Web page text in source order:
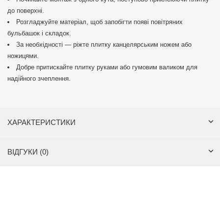
до поверхні.
Розгладжуйте матеріал, щоб запобігти появі повітряних
бульбашок і складок.
За необхідності — ріжте плитку канцелярським ножем або
ножицями.
Добре притискайте плитку руками або гумовим валиком для
надійного зчеплення.
ХАРАКТЕРИСТИКИ
ВІДГУКИ (0)